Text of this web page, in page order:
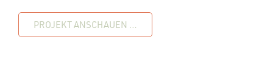
PROJEKT ANSCHAUEN …